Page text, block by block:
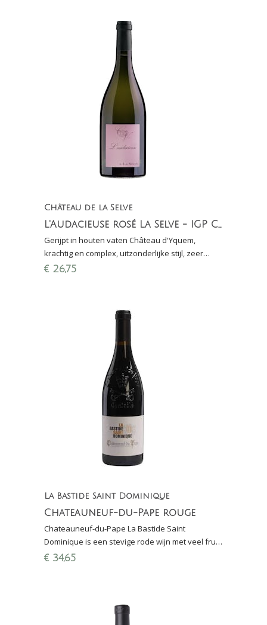
Château de la Selve
L'Audacieuse rosé La Selve - IGP Côteaux de l'Ardèche
Gerijpt in houten vaten Château d'Yquem,
krachtig en complex, uitzonderlijke stijl, zeer
gastronomisch (Finalewijn Proefschrift
€ 26,75
La Bastide Saint Dominique
Chateauneuf-du-Pape rouge
Chateauneuf-du-Pape La Bastide Saint
Dominique is een stevige rode wijn met veel fruit
en elegantie, kracht en intensiteit; Perswijn:
€ 34,65